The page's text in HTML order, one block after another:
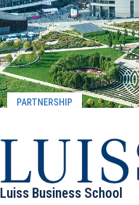
PARTNERSHIP
Luiss Business School